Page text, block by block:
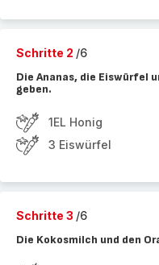
Schritte 2 /6
Die Ananas, die Eiswürfel
geben.
1EL Honig
3 Eiswürfel
Schritte 3 /6
Die Kokosmilch und den